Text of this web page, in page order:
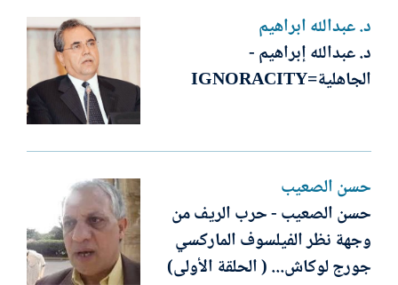
د. عبدالله ابراهيم
د. عبدالله إبراهيم -
الجاهلية=IGNORACITY
حسن الصعيب
حسن الصعيب - حرب الريف من
وجهة نظر الفيلسوف الماركسي
جورج لوكاش... ( الحلقة الأولى)